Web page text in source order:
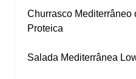
Churrasco Mediterrâneo
Proteica
Salada Mediterrânea